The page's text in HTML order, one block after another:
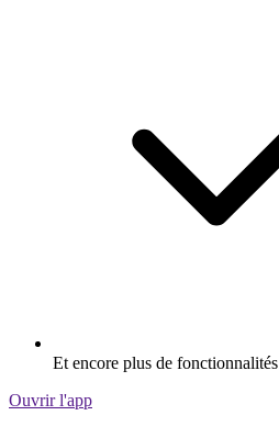
Et encore plus de fonctionnalités
Ouvrir l'app